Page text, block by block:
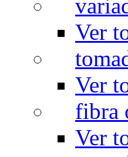
Ver
Ver
fibra
Ver